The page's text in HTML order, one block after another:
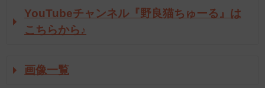
YouTubeチャンネル『野良猫ちゅーる』は
こちらから♪
画像一覧